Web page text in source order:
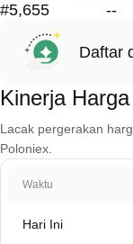
#5,655 --
Daftar
Kinerja
Lacak pergerakan
Poloniex.
Waktu
Hari Ini